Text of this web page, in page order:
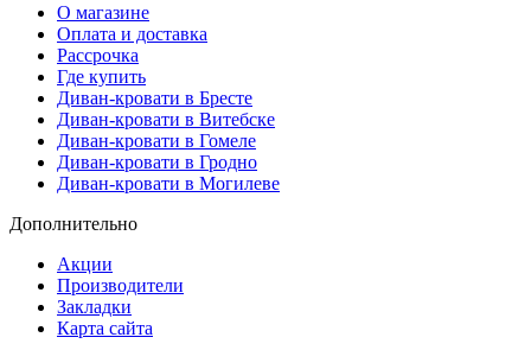
О магазине
Оплата и доставка
Рассрочка
Где купить
Диван-кровати в Бресте
Диван-кровати в Витебске
Диван-кровати в Гомеле
Диван-кровати в Гродно
Диван-кровати в Могилеве
Дополнительно
Акции
Производители
Закладки
Карта сайта